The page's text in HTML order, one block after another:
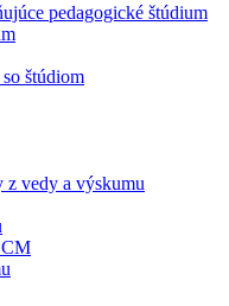
pedagogické štúdium
štúdiom
vedy a výskumu